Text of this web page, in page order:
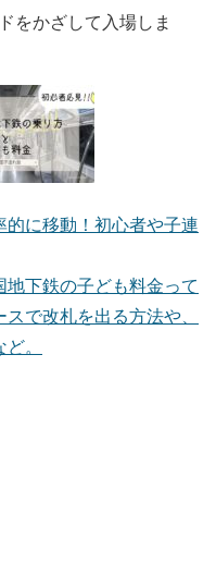
をかざして入場しま
的に移動！初心者や子連
下鉄の子ども料金って
で改札を出る方法や、
。